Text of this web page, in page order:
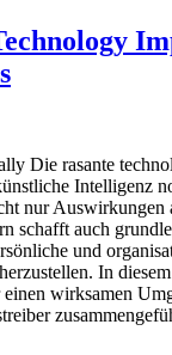
Die rasante
Intelligenz
nur Auswirkungen
schafft auch
und
In
wirksamen